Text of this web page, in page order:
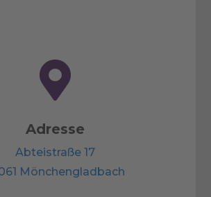

Adresse
Abteistraße 17
Mönchengladbach